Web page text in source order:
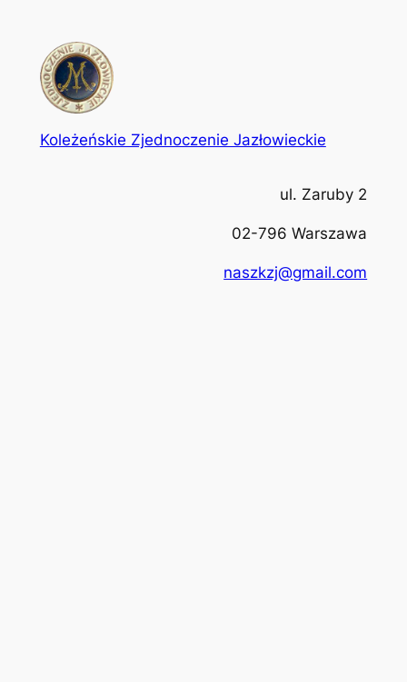
Koleżeńskie Zjednoczenie Jazłowieckie
ul. Zaruby 2
02-796 Warszawa
naszkzj@gmail.com